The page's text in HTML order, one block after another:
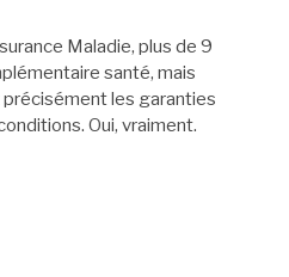
Maladie, plus de 9
santé, mais
les garanties
Oui, vraiment.